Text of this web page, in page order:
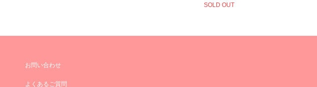
SOLD OUT
お問い合わせ
よくあるご質問